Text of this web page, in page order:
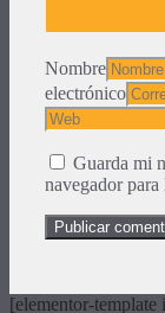
Nombre
electrónico
Guarda mi
navegador
[elementor-